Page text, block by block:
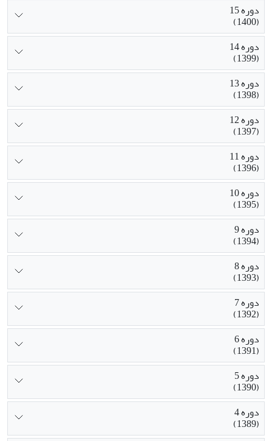
دوره 15
(1400)
دوره 14
(1399)
دوره 13
(1398)
دوره 12
(1397)
دوره 11
(1396)
دوره 10
(1395)
دوره 9
(1394)
دوره 8
(1393)
دوره 7
(1392)
دوره 6
(1391)
دوره 5
(1390)
دوره 4
(1389)